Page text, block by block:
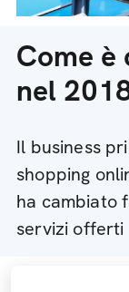
Come è
nel
Il business
shopping
ha cambiato
servizi offerti